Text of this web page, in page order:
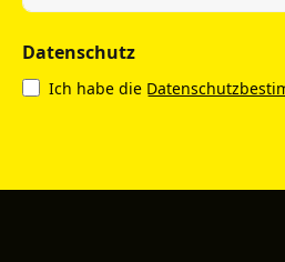
Datenschutz
Ich habe die